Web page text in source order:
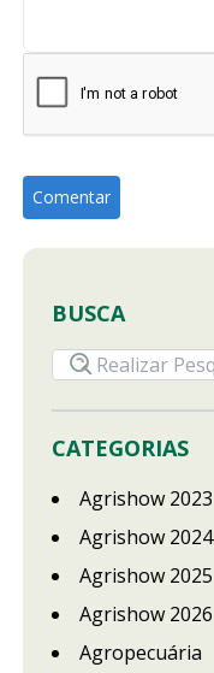
BUSCA
CATEGORIAS
Agrishow 2023
Agrishow 2024
Agrishow 2025
Agrishow 2026
Agropecuária